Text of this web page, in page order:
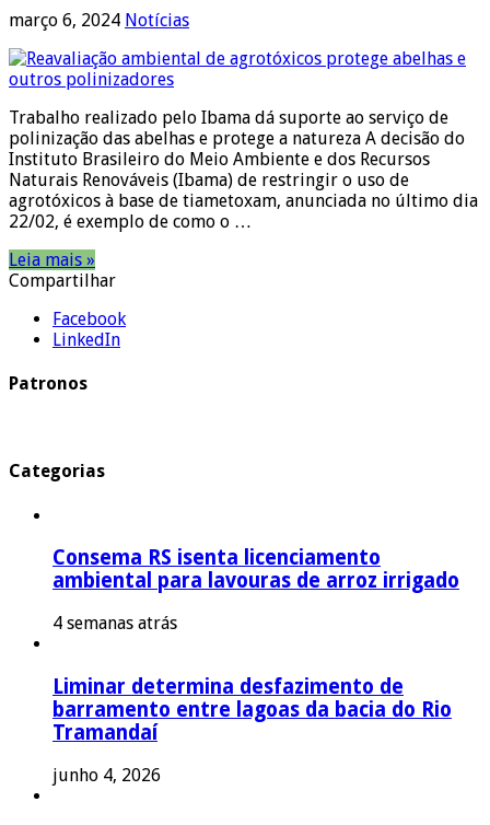
março 6, 2024 Notícias
Trabalho realizado pelo Ibama dá suporte ao serviço de
polinização das abelhas e protege a natureza A decisão do
Instituto Brasileiro do Meio Ambiente e dos Recursos
Naturais Renováveis (Ibama) de restringir o uso de
agrotóxicos à base de tiametoxam, anunciada no último dia
22/02, é exemplo de como o …
Leia mais »
Compartilhar
Facebook
LinkedIn
Patronos
Categorias
Consema RS isenta licenciamento
ambiental para lavouras de arroz irrigado
4 semanas atrás
Liminar determina desfazimento de
barramento entre lagoas da bacia do Rio
Tramandaí
junho 4, 2026